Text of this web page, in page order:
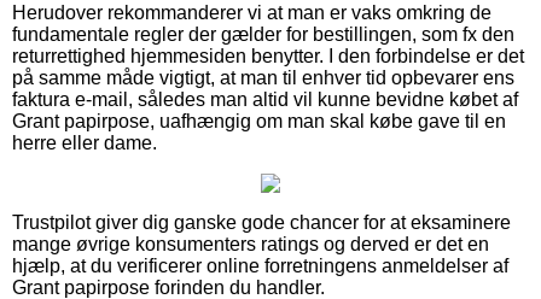
Herudover rekommanderer vi at man er vaks omkring de
fundamentale regler der gælder for bestillingen, som fx den
returrettighed hjemmesiden benytter. I den forbindelse er det
på samme måde vigtigt, at man til enhver tid opbevarer ens
faktura e-mail, således man altid vil kunne bevidne købet af
Grant papirpose, uafhængig om man skal købe gave til en
herre eller dame.
Trustpilot giver dig ganske gode chancer for at eksaminere
mange øvrige konsumenters ratings og derved er det en
hjælp, at du verificerer online forretningens anmeldelser af
Grant papirpose forinden du handler.